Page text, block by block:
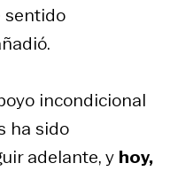
sentido
incondicional
ha sido
adelante, y hoy,